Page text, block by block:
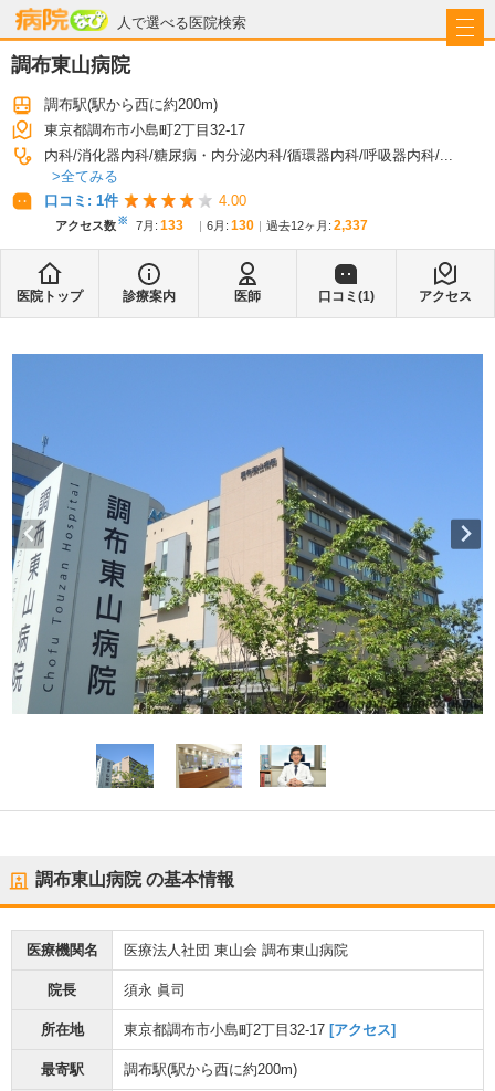
人で選べる医院検索
病院なび
調布東山病院
調布駅(駅から西に約200m)
東京都調布市小島町2丁目32-17
内科 消化器内科 糖尿病・内分泌内科 循環器内科 呼吸器内科 ...
全てみる
口コミ: 1件 4.00
アクセス数※ 7月 : 133 6月 : 130 過去12ヶ月: 2,337
医院トップ 診療案内 医師 口コミ(1) アクセス
調布東山病院の基本情報
医療機関名 医療法人社団 東山会 調布東山病院
院長 須永 眞司
所在地 東京都調布市小島町2丁目32-17 [アクセス]
最寄駅 調布駅(駅から西に約200m)